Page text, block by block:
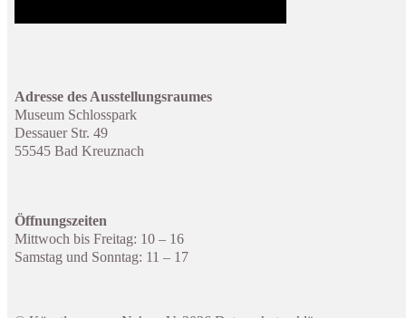
Adresse des Ausstellungsraumes
Museum Schlosspark
Dessauer Str. 49
55545 Bad Kreuznach
Öffnungszeiten
Mittwoch bis Freitag: 10 – 16
Samstag und Sonntag: 11 – 17